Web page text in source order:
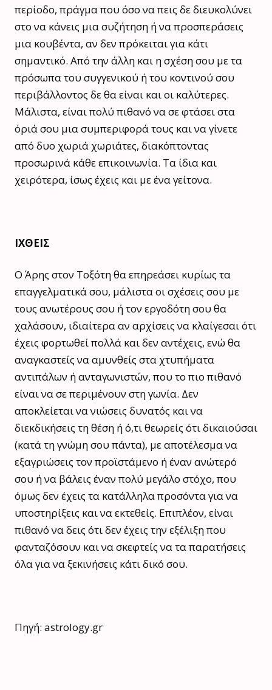
περίοδο, πράγμα που όσο να πεις δε διευκολύνει
στο να κάνεις μια συζήτηση ή να προσπεράσεις
μια κουβέντα, αν δεν πρόκειται για κάτι
σημαντικό. Από την άλλη και η σχέση σου με τα
πρόσωπα του συγγενικού ή του κοντινού σου
περιβάλλοντος δε θα είναι και οι καλύτερες.
Μάλιστα, είναι πολύ πιθανό να σε φτάσει στα
όριά σου μια συμπεριφορά τους και να γίνετε
από δυο χωριά χωριάτες, διακόπτοντας
προσωρινά κάθε επικοινωνία. Τα ίδια και
χειρότερα, ίσως έχεις και με ένα γείτονα.
ΙΧΘΕΙΣ
Ο Άρης στον Τοξότη θα επηρεάσει κυρίως τα
επαγγελματικά σου, μάλιστα οι σχέσεις σου με
τους ανωτέρους σου ή τον εργοδότη σου θα
χαλάσουν, ιδιαίτερα αν αρχίσεις να κλαίγεσαι ότι
έχεις φορτωθεί πολλά και δεν αντέχεις, ενώ θα
αναγκαστείς να αμυνθείς στα χτυπήματα
αντιπάλων ή ανταγωνιστών, που το πιο πιθανό
είναι να σε περιμένουν στη γωνία. Δεν
αποκλείεται να νιώσεις δυνατός και να
διεκδικήσεις τη θέση ή ό,τι θεωρείς ότι δικαιούσαι
(κατά τη γνώμη σου πάντα), με αποτέλεσμα να
εξαγριώσεις τον προϊστάμενο ή έναν ανώτερό
σου ή να βάλεις έναν πολύ μεγάλο στόχο, που
όμως δεν έχεις τα κατάλληλα προσόντα για να
υποστηρίξεις και να εκτεθείς. Επιπλέον, είναι
πιθανό να δεις ότι δεν έχεις την εξέλιξη που
φανταζόσουν και να σκεφτείς να τα παρατήσεις
όλα για να ξεκινήσεις κάτι δικό σου.
Πηγή: astrology.gr